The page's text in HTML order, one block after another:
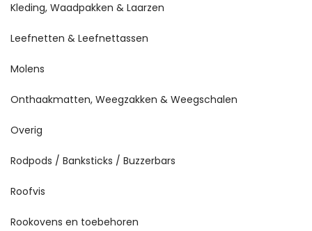
Kleding, Waadpakken & Laarzen
Leefnetten & Leefnettassen
Molens
Onthaakmatten, Weegzakken & Weegschalen
Overig
Rodpods / Banksticks / Buzzerbars
Roofvis
Rookovens en toebehoren